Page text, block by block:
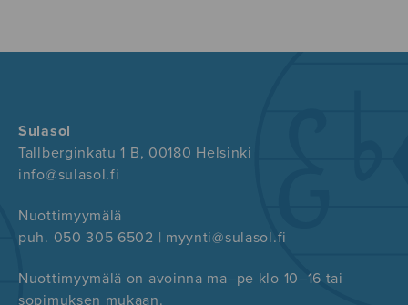
Sulasol
Tallberginkatu 1 B, 00180 Helsinki
info@sulasol.fi
Nuottimyymälä
puh. 050 305 6502 | myynti@sulasol.fi
Nuottimyymälä on avoinna ma–pe klo 10–16 tai
sopimuksen mukaan.